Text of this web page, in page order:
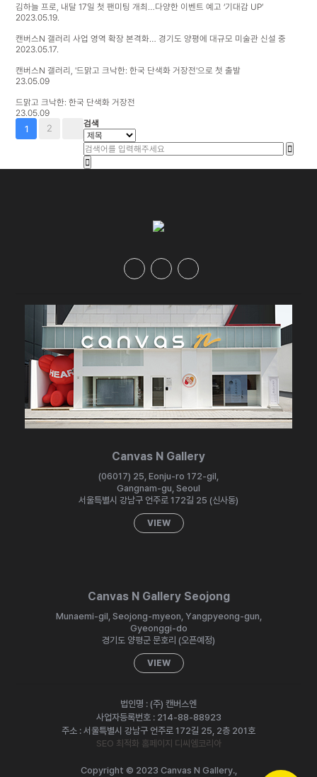
김하늘 프로, 내달 17일 첫 팬미팅 개최…다양한 이벤트 예고 ‘기대감 UP’
2023.05.19.
캔버스N 갤러리 사업 영역 확장 본격화… 경기도 양평에 대규모 미술관 신설 중
2023.05.17.
캔버스N 갤러리, '드맑고 크낙한: 한국 단색화 거장전'으로 첫 출발
23.05.09
드맑고 크낙한: 한국 단색화 거장전
23.05.09
1
2 검색
Canvas N Gallery
(06017) 25, Eonju-ro 172-gil,
Gangnam-gu, Seoul
서울특별시 강남구 언주로 172길 25 (신사동)
VIEW
Canvas N Gallery Seojong
Munaemi-gil, Seojong-myeon, Yangpyeong-gun,
Gyeonggi-do
경기도 양평군 문호리 (오픈예정)
VIEW
법인명 : (주) 캔버스엔
사업자등록번호 : 214-88-88923
주소 : 서울특별시 강남구 언주로 172길 25, 2층 201호
SEO 최적화 홈페이지 디씨엠코리아
Copyright © 2023 Canvas N Gallery.,